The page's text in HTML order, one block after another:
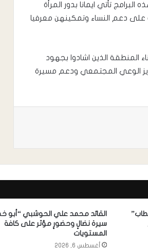
تأتي ايمانا بدور المرأة
على دعم النساء وتمكينهن معرفيا
المنطقة الذين اشادوا بجهود
الوعي المجتمعي ودعم مسيرة
القائد محمد علي الحوشبي “أبو
سيرة نضالٍ وحضورٍ مؤثر على كافة
المستويات
أغسطس 6, 2026